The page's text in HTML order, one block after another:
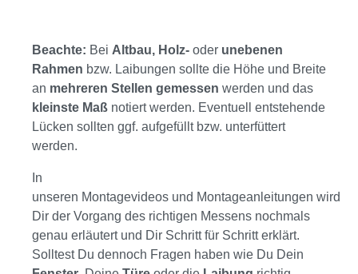
Beachte: Bei Altbau, Holz- oder unebenen
Rahmen bzw. Laibungen sollte die Höhe und Breite
an mehreren Stellen gemessen werden und das
kleinste Maß notiert werden. Eventuell entstehende
Lücken sollten ggf. aufgefüllt bzw. unterfüttert
werden.
In
unseren Montagevideos und Montageanleitungen wird
Dir der Vorgang des richtigen Messens nochmals
genau erläutert und Dir Schritt für Schritt erklärt.
Solltest Du dennoch Fragen haben wie Du Dein